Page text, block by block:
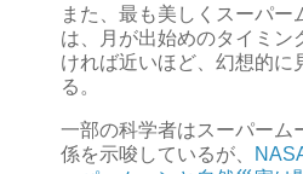
また、最も美しくスーパー
は、月が出始めのタイミン
ければ近いほど、幻想的に
る。
一部の科学者はスーパーム
係を示唆しているが、